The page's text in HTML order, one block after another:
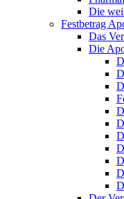
Die
Festbetrag
Das
Die